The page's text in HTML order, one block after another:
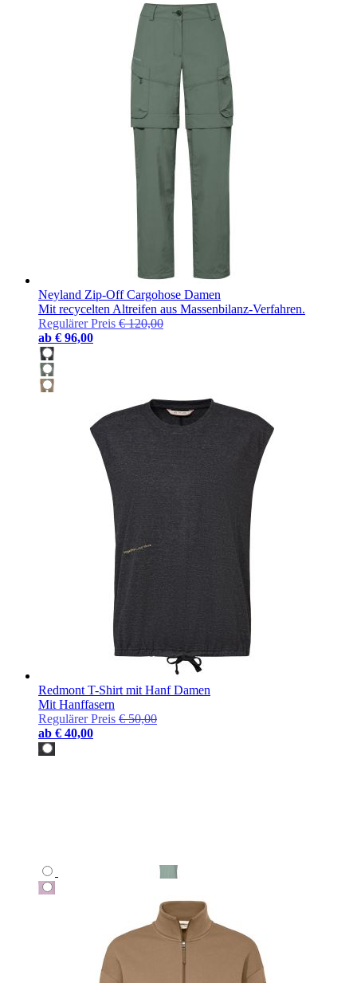
Neyland Zip-Off Cargohose Damen
Mit recycelten Altreifen aus Massenbilanz-Verfahren.
Regulärer Preis € 120,00
ab € 96,00
Redmont T-Shirt mit Hanf Damen
Mit Hanffasern
Regulärer Preis € 50,00
ab € 40,00